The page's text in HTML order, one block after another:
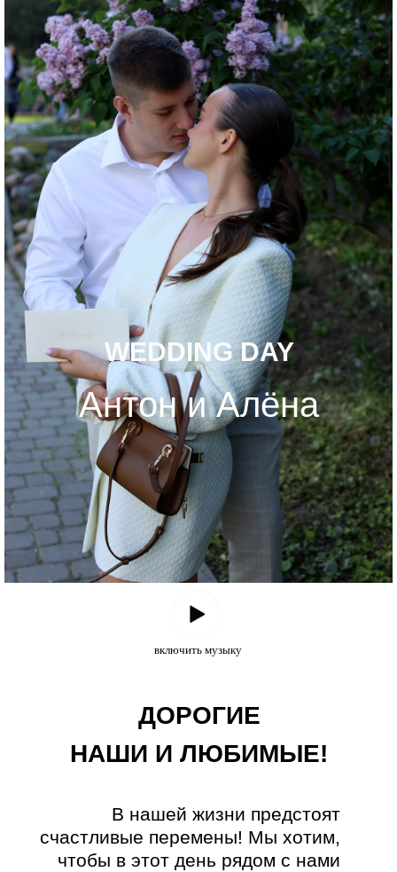
Антон и Алёна
WEDDING DAY
включить музыку
ДОРОГИЕ
НАШИ И ЛЮБИМЫЕ!
В нашей жизни предстоят
счастливые перемены! Мы хотим,
чтобы в этот день рядом с нами